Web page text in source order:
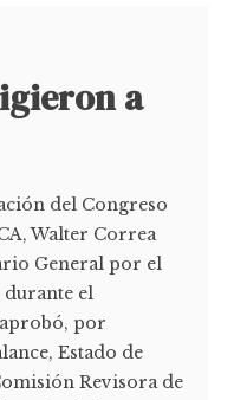
a
del Congreso
Walter Correa
General por el
durante el
por
Estado de
Revisora de